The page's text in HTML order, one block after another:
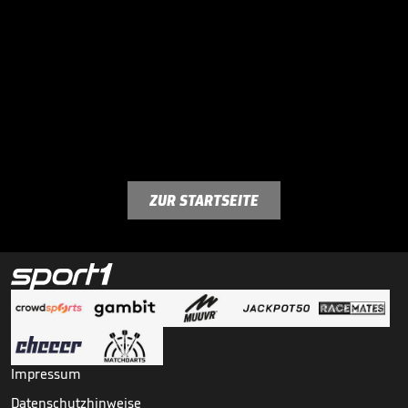
ZUR STARTSEITE
Impressum
Datenschutzhinweise